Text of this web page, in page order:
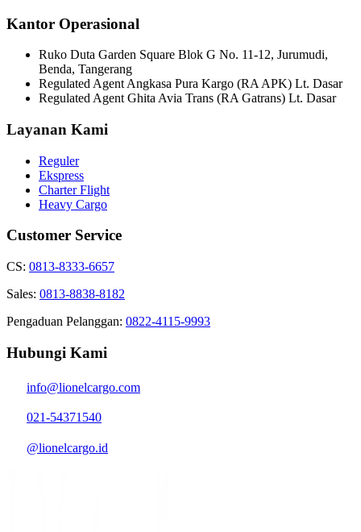
Kantor Operasional
Ruko Duta Garden Square Blok G No. 11-12, Jurumudi,
Benda, Tangerang
Regulated Agent Angkasa Pura Kargo (RA APK) Lt. Dasar
Regulated Agent Ghita Avia Trans (RA Gatrans) Lt. Dasar
Layanan Kami
Reguler
Ekspress
Charter Flight
Heavy Cargo
Customer Service
CS: 0813-8333-6657
Sales: 0813-8838-8182
Pengaduan Pelanggan: 0822-4115-9993
Hubungi Kami
info@lionelcargo.com
021-54371540
@lionelcargo.id